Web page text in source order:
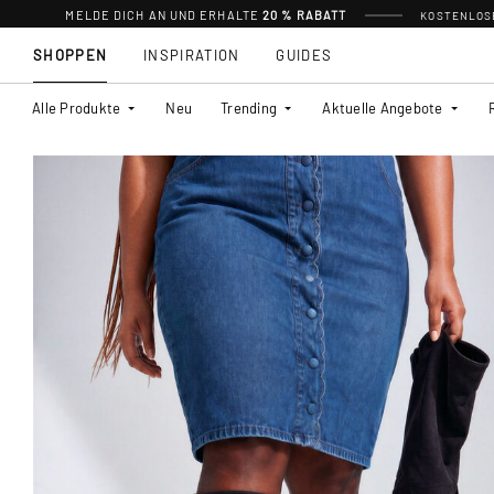
MELDE DICH AN UND ERHALTE20 % RABATT
SHOPPEN
Alle Produkte Neu Trending Aktuelle Angebote
INSPIRATION GUIDES